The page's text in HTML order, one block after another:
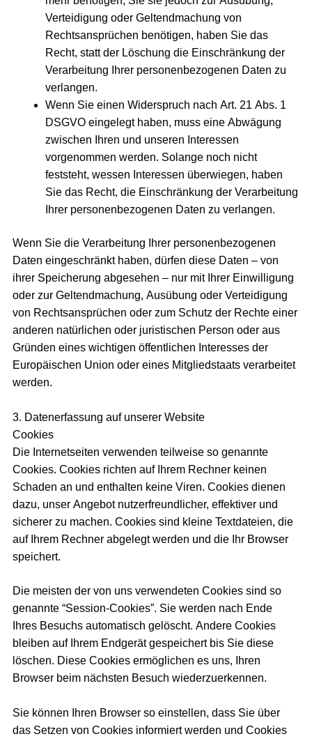
Verteidigung oder Geltendmachung von
Rechtsansprüchen benötigen, haben Sie das
Recht, statt der Löschung die Einschränkung der
Verarbeitung Ihrer personenbezogenen Daten zu
verlangen.
Wenn Sie einen Widerspruch nach Art. 21 Abs. 1
DSGVO eingelegt haben, muss eine Abwägung
zwischen Ihren und unseren Interessen
vorgenommen werden. Solange noch nicht
feststeht, wessen Interessen überwiegen, haben
Sie das Recht, die Einschränkung der Verarbeitung
Ihrer personenbezogenen Daten zu verlangen.
Wenn Sie die Verarbeitung Ihrer personenbezogenen
Daten eingeschränkt haben, dürfen diese Daten – von
ihrer Speicherung abgesehen – nur mit Ihrer Einwilligung
oder zur Geltendmachung, Ausübung oder Verteidigung
von Rechtsansprüchen oder zum Schutz der Rechte einer
anderen natürlichen oder juristischen Person oder aus
Gründen eines wichtigen öffentlichen Interesses der
Europäischen Union oder eines Mitgliedstaats verarbeitet
werden.
3. Datenerfassung auf unserer Website
Cookies
Die Internetseiten verwenden teilweise so genannte
Cookies. Cookies richten auf Ihrem Rechner keinen
Schaden an und enthalten keine Viren. Cookies dienen
dazu, unser Angebot nutzerfreundlicher, effektiver und
sicherer zu machen. Cookies sind kleine Textdateien, die
auf Ihrem Rechner abgelegt werden und die Ihr Browser
speichert.
Die meisten der von uns verwendeten Cookies sind so
genannte “Session-Cookies”. Sie werden nach Ende
Ihres Besuchs automatisch gelöscht. Andere Cookies
bleiben auf Ihrem Endgerät gespeichert bis Sie diese
löschen. Diese Cookies ermöglichen es uns, Ihren
Browser beim nächsten Besuch wiederzuerkennen.
Sie können Ihren Browser so einstellen, dass Sie über
das Setzen von Cookies informiert werden und Cookies